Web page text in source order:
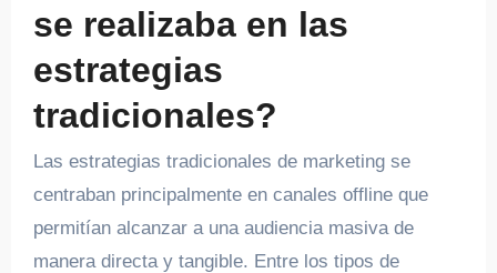
se realizaba en las
estrategias
tradicionales?
Las estrategias tradicionales de marketing se
centraban principalmente en canales offline que
permitían alcanzar a una audiencia masiva de
manera directa y tangible. Entre los tipos de